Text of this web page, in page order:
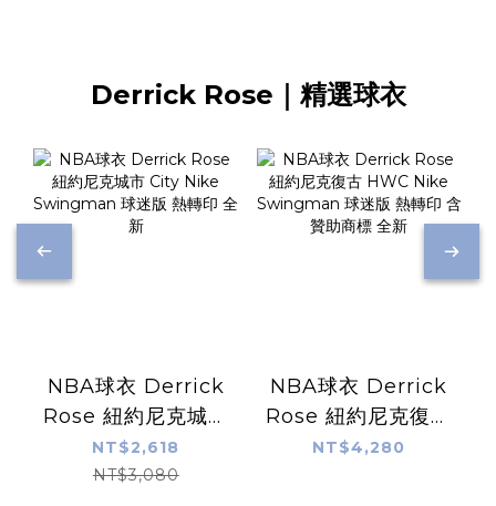
Derrick Rose｜精選球衣
NBA球衣 Derrick
Rose 紐約尼克城市
City Nike
Swingman 球迷版
NT$2,618
NT$3,080
NBA球衣 Derrick
Rose 紐約尼克復古
HWC Nike
NT$4,280